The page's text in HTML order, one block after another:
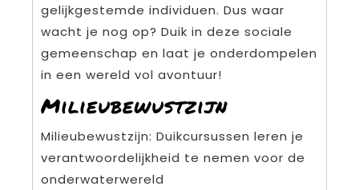
gelijkgestemde individuen. Dus waar
wacht je nog op? Duik in deze sociale
gemeenschap en laat je onderdompelen
in een wereld vol avontuur!
Milieubewustzijn
Milieubewustzijn: Duikcursussen leren je
verantwoordelijkheid te nemen voor de
onderwaterwereld